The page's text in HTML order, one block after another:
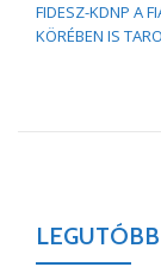
FIDESZ-KDNP A
KÖRÉBEN IS